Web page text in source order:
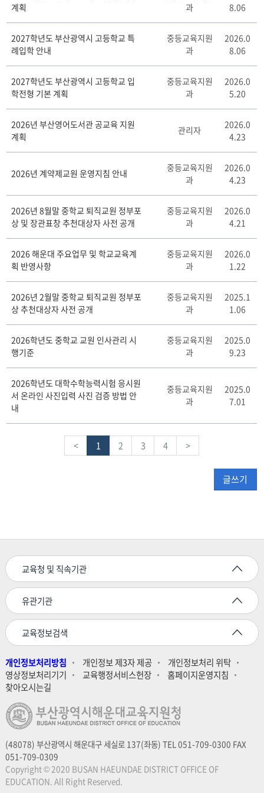
자
료
실
게
리
스
트
테
이
계획
과
8.06
2027학년도 부산광역시 고등학교 특
례입학 안내
중등교육지원
과
2026.0
8.06
2027학년도 부산광역시 고등학교 입
학전형 기본 계획
중등교육지원
과
2026.0
5.20
2026년 부산영어도서관 공교육 지원
계획
관리자
2026.0
4.23
2026년 계약제교원 운영지침 안내
중등교육지원
과
2026.0
4.23
2026년 8월말 중학교 퇴직교원 정부포
상 및 장관표창 추천대상자 사전 공개
중등교육지원
과
2026.0
4.21
2026 해운대 주요업무 및 학교교육계
획 반영사항
중등교육지원
과
2026.0
1.22
2026년 2월말 중학교 퇴직교원 정부포
상 추천대상자 사전 공개
중등교육지원
과
2025.1
1.06
2026학년도 중학교 교원 인사관리 시
행기준
중등교육지원
과
2025.0
9.23
2026학년도 대학수학능력시험 응시원
서 온라인 사진입력 사진 검증 방법 안
내
중등교육지원
과
2025.0
7.01
< 1 2 3 4 >
글쓰기
교육청 및 직속기관
유관기관
교육정보검색
개인정보처리방침 개인정보 제3자 제공
개인정보처리 위탁
영상정보처리기기
교육행정서비스헌장
홈페이지운영지침
찾아오시는길
(48078) 부산광역시 해운대구 세실로 137(좌동) TEL 051-709-0300 FAX
051-709-0309
Copyright © 2020 BUSAN HAEUNDAE DISTRICT OFFICE OF
EDUCATION. All Right Reserved.